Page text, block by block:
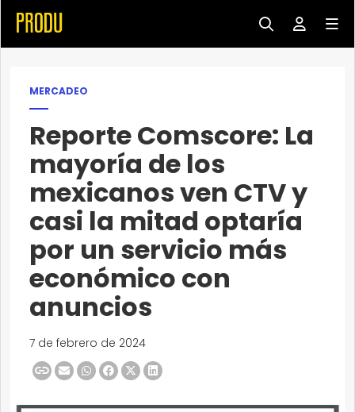
MERCADEO
Reporte Comscore: La
mayoría de los
mexicanos ven CTV y
casi la mitad optaría
por un servicio más
económico con
anuncios
7 de febrero de 2024